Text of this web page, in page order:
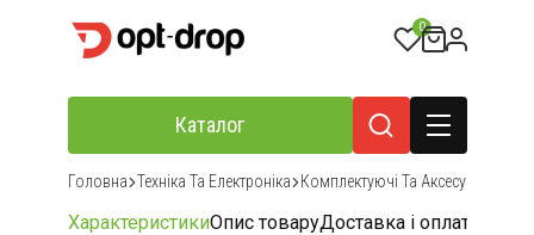
0
Каталог
Головна Техніка Та Електроніка Комплектуючі Та Аксесуари Для
ХарактеристикиОпис товаруДоставка і оплата